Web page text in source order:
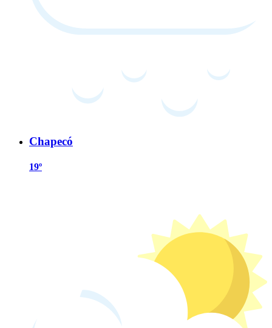
Chapecó
19º